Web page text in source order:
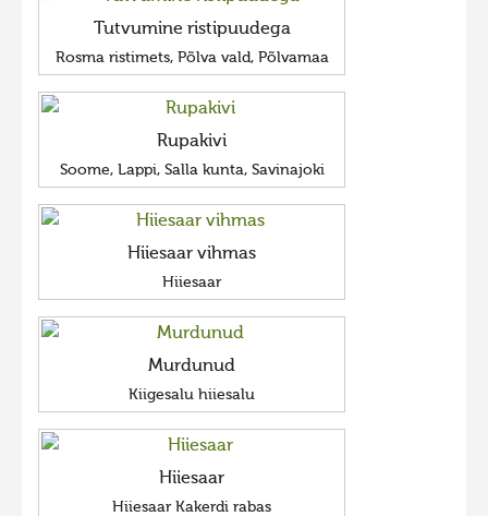
Tutvumine ristipuudega
Rosma ristimets, Põlva vald, Põlvamaa
Rupakivi
Soome, Lappi, Salla kunta, Savinajoki
Hiiesaar vihmas
Hiiesaar
Murdunud
Kiigesalu hiiesalu
Hiiesaar
Hiiesaar Kakerdi rabas